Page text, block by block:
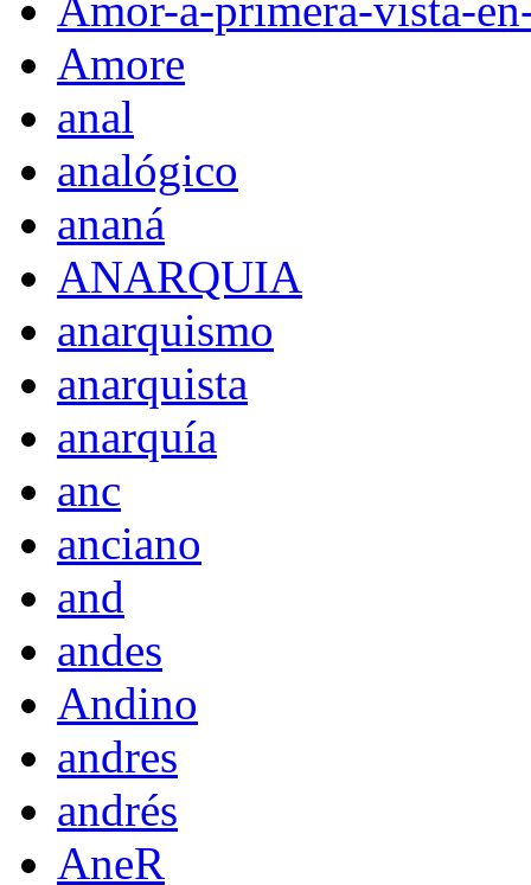
Amor-a-primera-vista-
Amore
anal
analógico
ananá
ANARQUIA
anarquismo
anarquista
anarquía
anc
anciano
and
andes
Andino
andres
andrés
AneR